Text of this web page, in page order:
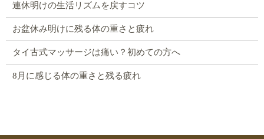
連休明けの生活リズムを戻すコツ
お盆休み明けに残る体の重さと疲れ
タイ古式マッサージは痛い？初めての方へ
8月に感じる体の重さと残る疲れ